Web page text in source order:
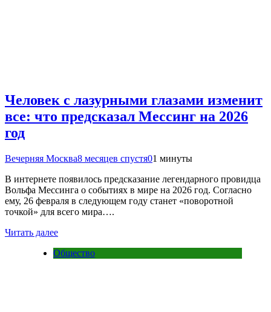
Человек с лазурными глазами изменит
все: что предсказал Мессинг на 2026
год
Вечерняя Москва8 месяцев спустя01 минуты
В интернете появилось предсказание легендарного провидца
Вольфа Мессинга о событиях в мире на 2026 год. Согласно
ему, 26 февраля в следующем году станет «поворотной
точкой» для всего мира….
Читать далее
Общество